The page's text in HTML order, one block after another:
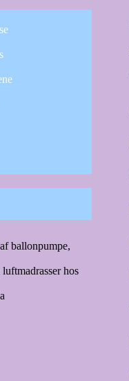
ballonpumpe,
hos